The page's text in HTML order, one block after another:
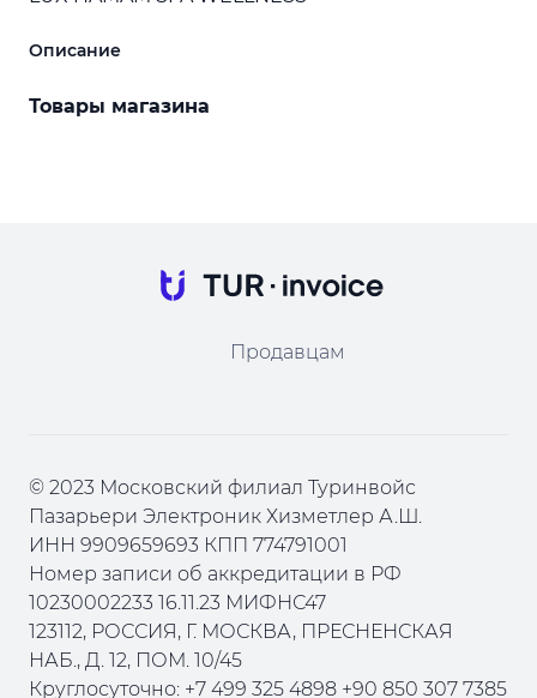
Описание
Товары магазина
Продавцам
© 2023 Московский филиал Туринвойс
Пазарьери Электроник Хизметлер А.Ш.
ИНН 9909659693 КПП 774791001
Номер записи об аккредитации в РФ
10230002233 16.11.23 МИФНС47
123112, РОССИЯ, Г. МОСКВА, ПРЕСНЕНСКАЯ
НАБ., Д. 12, ПОМ. 10/45
Круглосуточно: +7 499 325 4898 +90 850 307 7385